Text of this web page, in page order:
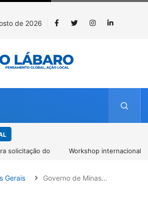
de 2026
debate futuro da piscicultura com
Gerais Governo de Minas…